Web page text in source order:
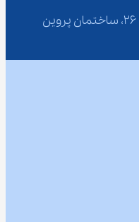
تهران، میدان عطار، خیابان عطار، پلاک 26، ساختمان پروین